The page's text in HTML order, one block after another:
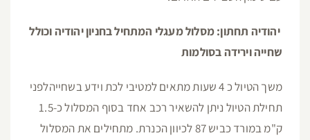
יהודיה תחתון: מסלול מעגלי המתחיל בחניון יהודיה וכולל
שחייה וירידה בסולמות
משך הטיול כ 4 שעות מתאים למטיבי לכת וידע בשחייהלפני
תחילת הטיול ניתן להשאיר רכב אחד בסוף המסלול כ-1.5
ק"מ במורד כביש 87 לכיוון הכנרת. מתחילים את המסלול